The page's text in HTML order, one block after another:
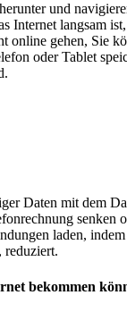
und
Internet langsam
online gehen, Sie
oder Tablet
Daten mit dem
senken
laden,
reduziert.
bekommen